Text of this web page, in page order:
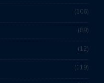
506
89
12
119